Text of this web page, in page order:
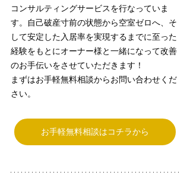
コンサルティングサービスを行なっていま
す。自己破産寸前の状態から空室ゼロへ、そ
して安定した入居率を実現するまでに至った
経験をもとにオーナー様と一緒になって改善
のお手伝いをさせていただきます！
まずはお手軽無料相談からお問い合わせくだ
さい。
お手軽無料相談はコチラから